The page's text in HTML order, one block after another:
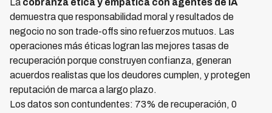
La cobranza ética y empática con agentes de IA
demuestra que responsabilidad moral y resultados de
negocio no son trade-offs sino refuerzos mutuos. Las
operaciones más éticas logran las mejores tasas de
recuperación porque construyen confianza, generan
acuerdos realistas que los deudores cumplen, y protegen
reputación de marca a largo plazo.
Los datos son contundentes: 73% de recuperación, 0